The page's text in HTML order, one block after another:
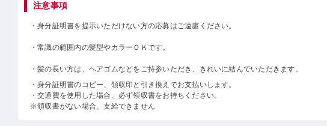
注意事項
・身分証明書を提示いただけない方の応募はご遠慮ください。
・常識の範囲内の髪型やカラーＯＫです。
・髪の長い方は、ヘアゴムなどをご持参いただき、きれいに結んでいただきます。
・身分証明書のコピー、領収印と引き換えでお支払いします。
・交通費を使用した場合、必ず領収書をお持ちください。
※領収書がない場合、支給できません